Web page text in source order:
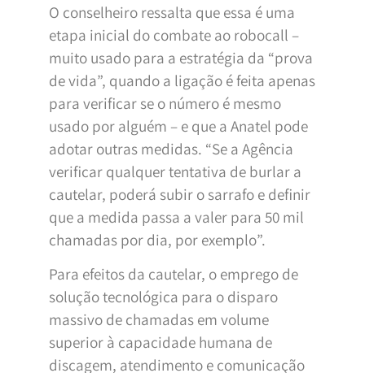
O conselheiro ressalta que essa é uma
etapa inicial do combate ao robocall –
muito usado para a estratégia da “prova
de vida”, quando a ligação é feita apenas
para verificar se o número é mesmo
usado por alguém – e que a Anatel pode
adotar outras medidas. “Se a Agência
verificar qualquer tentativa de burlar a
cautelar, poderá subir o sarrafo e definir
que a medida passa a valer para 50 mil
chamadas por dia, por exemplo”.
Para efeitos da cautelar, o emprego de
solução tecnológica para o disparo
massivo de chamadas em volume
superior à capacidade humana de
discagem, atendimento e comunicação